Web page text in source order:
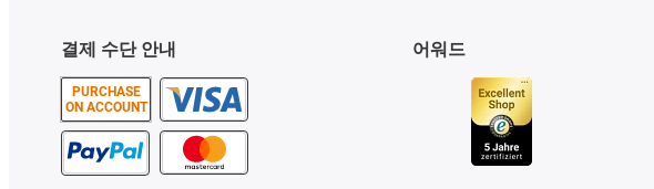
결제 수단 안내
PURCHASE
ON ACCOUNT
어워드